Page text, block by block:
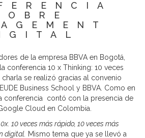
de la empresa BBVA en Bogotá,
conferencia 10 x Thinking: 10 veces
charla se realizó gracias al convenio
Business School y BBVA. Como en
conferencia contó con la presencia de
Cloud en Colombia.
10 veces más rápido, 10 veces más
digital. Mismo tema que ya se llevó a